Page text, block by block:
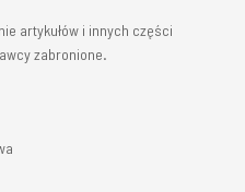
artykułów i innych części
zabronione.